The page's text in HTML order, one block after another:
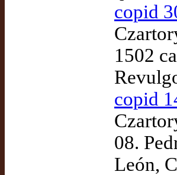
copid
1502
copid
08.
León,